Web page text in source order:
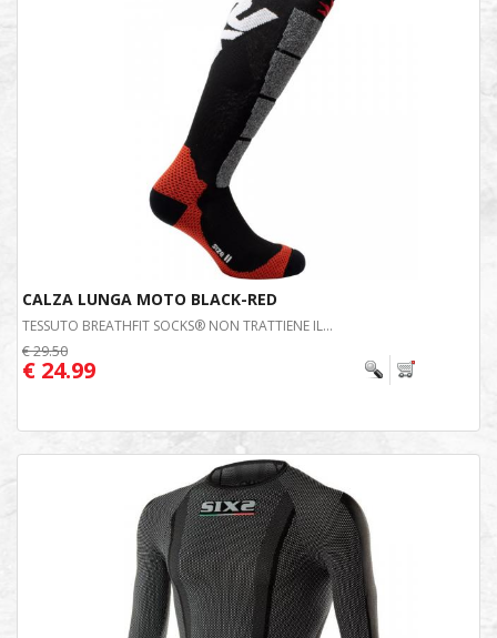
CALZA LUNGA MOTO BLACK-RED
TESSUTO BREATHFIT SOCKS® NON TRATTIENE IL...
€ 29.50
€ 24.99